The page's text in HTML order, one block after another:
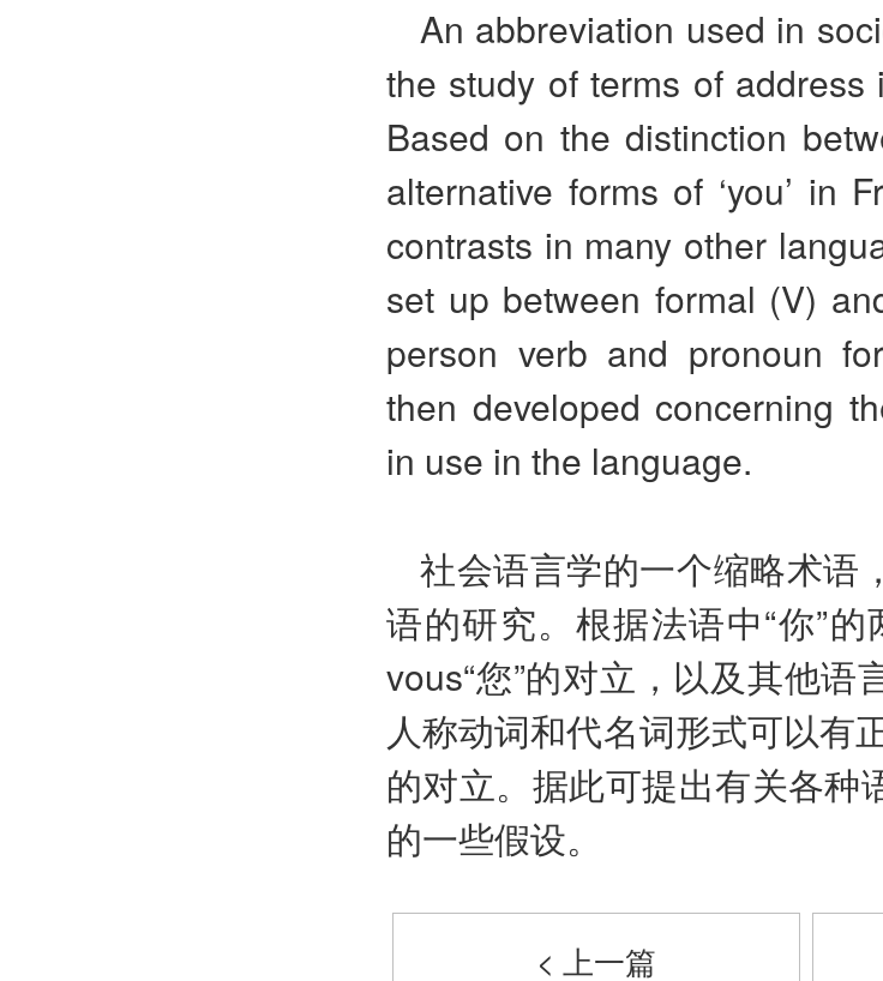
An abbreviation used in
the study of terms of address
Based on the distinction
alternative forms of ‘you’ in
contrasts in many other
set up between formal (V)
person verb and pronoun
then developed concerning
in use in the language.
社会语言学的一个缩略术语
语的研究。根据法语中“你”的
vous“您”的对立，以及其他语
人称动词和代名词形式可以有
的对立。据此可提出有关各种
的一些假设。
< 上一篇